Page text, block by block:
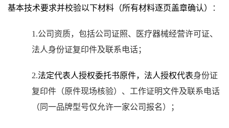
基本技术要求并校验以下材料（所有材料逐页盖章确认）
：
1.公司资质，包括公司证照、医疗器械经营许可证、
法人身份证复印件及联系电话；
2.法定代表人授权委托书原件，法人授权代表身份证
复印件（原件现场核验）、工作证明文件及联系电话
（同一品牌型号仅允许一家公司报名）；